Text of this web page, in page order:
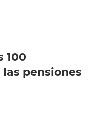
100
pensiones